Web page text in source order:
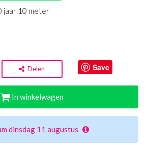
jaar 10 meter
Delen Save
In winkelwagen
dinsdag 11 augustus